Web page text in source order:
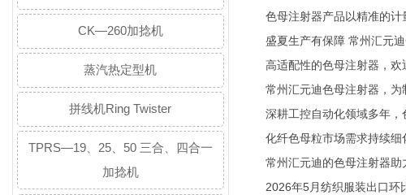
CK—260加捻机
蒸汽热定型机
拼线机Ring Twister
TPRS—19、25、50 三合、四合一
加捻机
色母注射器产品以精准的计
盛夏生产有保障 常州汇元
高适配性的色母注射器，欢
常州汇元迪色母注射器，为
深耕工控自动化领域多年，
化纤色母粒市场需求持续
常州汇元迪的色母注射器助
2026年5月纺织服装出口环